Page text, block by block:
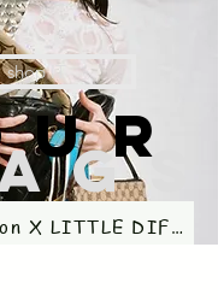
shop IT
X LITTLE